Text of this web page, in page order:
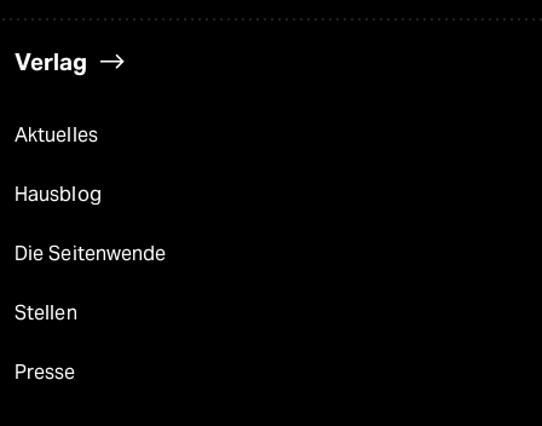
Verlag
Aktuelles
Hausblog
Die Seitenwende
Stellen
Presse